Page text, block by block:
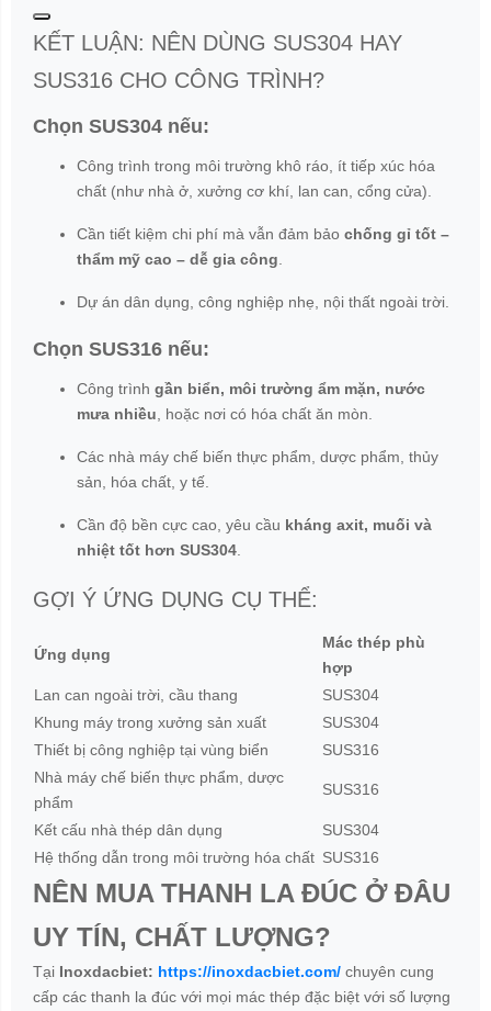
KẾT LUẬN: NÊN DÙNG SUS304 HAY
SUS316 CHO CÔNG TRÌNH?
Chọn SUS304 nếu:
Công trình trong môi trường khô ráo, ít tiếp xúc hóa
chất (như nhà ở, xưởng cơ khí, lan can, cổng cửa).
Cần tiết kiệm chi phí mà vẫn đảm bảo chống gỉ tốt –
thẩm mỹ cao – dễ gia công
Dự án dân dụng, công nghiệp nhẹ, nội thất ngoài trời.
Chọn SUS316 nếu:
Công trình gần biển, môi trường ẩm mặn, nước
mưa nhiều , hoặc nơi có hóa chất ăn mòn.
Các nhà máy chế biến thực phẩm, dược phẩm, thủy
sản, hóa chất, y tế.
Cần độ bền cực cao, yêu cầu kháng axit, muối và
nhiệt tốt hơn SUS304
GỢI Ý ỨNG DỤNG CỤ THỂ:
Ứng dụng
Mác thép phù
hợp
Lan can ngoài trời, cầu thang
SUS304
Khung máy trong xưởng sản xuất
SUS304
Thiết bị công nghiệp tại vùng biển
SUS316
Nhà máy chế biến thực phẩm, dược
phẩm
SUS316
Kết cấu nhà thép dân dụng
SUS304
Hệ thống dẫn trong môi trường hóa chất SUS316
NÊN MUA THANH LA ĐÚC Ở ĐÂU
UY TÍN, CHẤT LƯỢNG?
Tại Inoxdacbiet: https://inoxdacbiet.com/ chuyên cung
cấp các thanh la đúc với mọi mác thép đặc biệt với số lượng